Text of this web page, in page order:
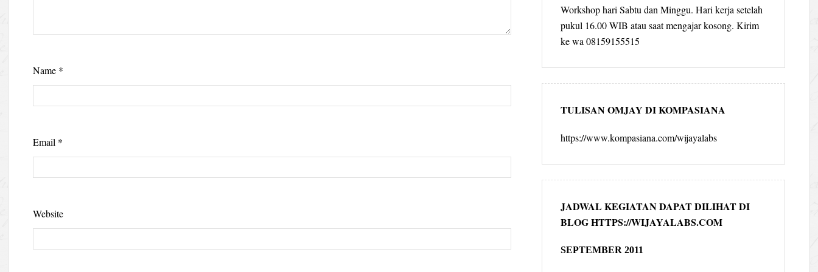
Name *
Email *
Website
Workshop hari Sabtu dan Minggu. Hari kerja setelah
pukul 16.00 WIB atau saat mengajar kosong. Kirim
ke wa 08159155515
TULISAN OMJAY DI KOMPASIANA
https://www.kompasiana.com/wijayalabs
JADWAL KEGIATAN DAPAT DILIHAT DI
BLOG HTTPS://WIJAYALABS.COM
SEPTEMBER 2011